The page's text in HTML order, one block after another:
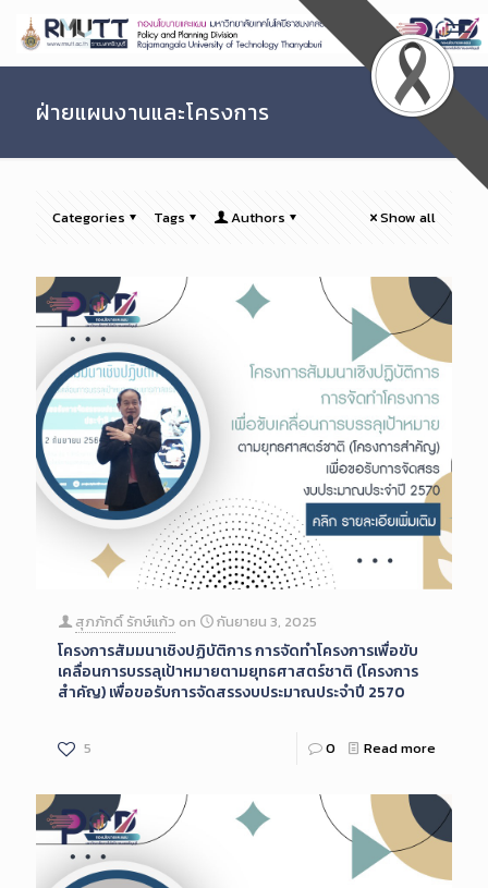
Content
ฝ่ายแผนงานและโครงการ
Categories Tags Authors Show all
สุภภักดิ์ รักษ์แก้ว on กันยายน 3, 2025
โครงการสัมมนาเชิงปฏิบัติการ การจัดทำโครงการเพื่อขับ
เคลื่อนการบรรลุเป้าหมายตามยุทธศาสตร์ชาติ (โครงการ
สำคัญ) เพื่อขอรับการจัดสรรงบประมาณประจำปี 2570
5 0 Read more